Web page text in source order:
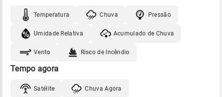
Temperatura Chuva Pressão
Umidade Relativa Acumulado de Chuva
Vento Risco de Incêndio
Tempo agora
Satélite Chuva Agora